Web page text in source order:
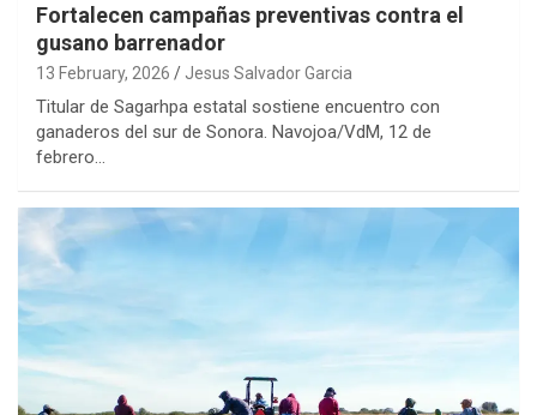
Fortalecen campañas preventivas contra el
gusano barrenador
13 February, 2026 Jesus Salvador Garcia
Titular de Sagarhpa estatal sostiene encuentro con
ganaderos del sur de Sonora. Navojoa/VdM, 12 de
febrero…